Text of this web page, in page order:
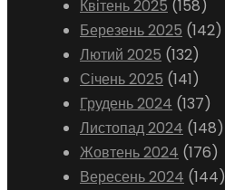
Квітень 2025 (158)
Березень 2025 (142)
Лютий 2025 (132)
Січень 2025 (141)
Грудень 2024 (137)
Листопад 2024 (148)
Жовтень 2024 (176)
Вересень 2024 (144)